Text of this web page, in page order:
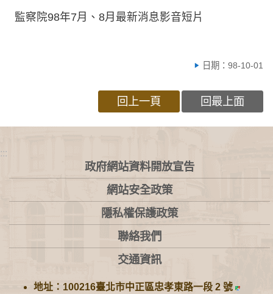
監察院98年7月、8月最新消息影音短片
日期：98-10-01
回上一頁 回最上面
:::
政府網站資料開放宣告
網站安全政策
隱私權保護政策
聯絡我們
交通資訊
地址：100216臺北市中正區忠孝東路一段 2 號